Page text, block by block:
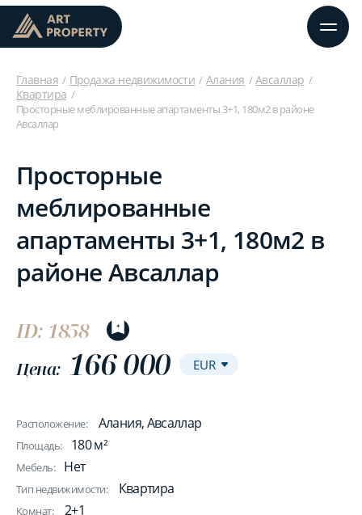
Главная Продажа недвижимости Алания
Авсаллар
Квартира
Просторные меблированные апартаменты 3+1, 180м2 в районе
Авсаллар
Просторные
меблированные
апартаменты 3+1, 180м2 в
районе Авсаллар
ID: 1858
Цена: 166 000
Расположение: Алания, Авсаллар
Площадь: 180 м²
Мебель: Нет
Тип недвижимости: Квартира
Комнат: 2+1